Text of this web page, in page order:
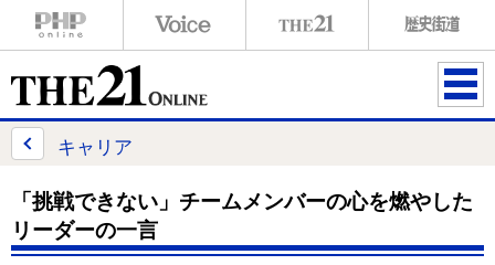
ME
キャリア
「挑戦できない」チームメンバーの心を燃やした
リーダーの一言